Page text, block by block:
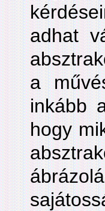
adhat
a
inkább
hogy